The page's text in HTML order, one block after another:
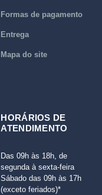
Formas de pagamento
Entrega
Mapa do site
HORÁRIOS DE
ATENDIMENTO
Das 09h às 18h, de
segunda à sexta-feira
Sábado das 09h às 17h
(exceto feriados)*